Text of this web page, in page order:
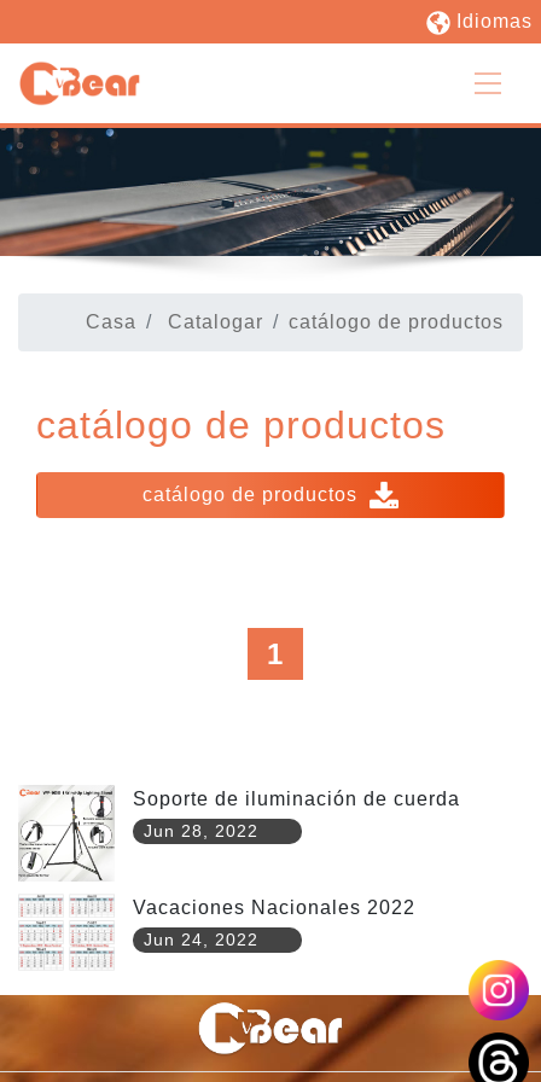
Idiomas
Casa Catalogar catálogo de productos
catálogo de productos
catálogo de productos
1
Soporte de iluminación de cuerda
Jun 28, 2022
Vacaciones Nacionales 2022
Jun 24, 2022